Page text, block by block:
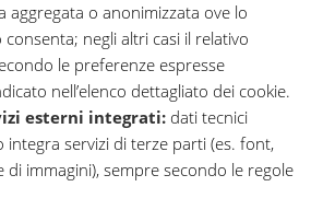
aggregata o anonimizzata ove lo
negli altri casi il relativo
le preferenze espresse
nell’elenco dettagliato dei cookie.
esterni integrati: dati tecnici
integra servizi di terze parti (es. font,
di immagini), sempre secondo le regole